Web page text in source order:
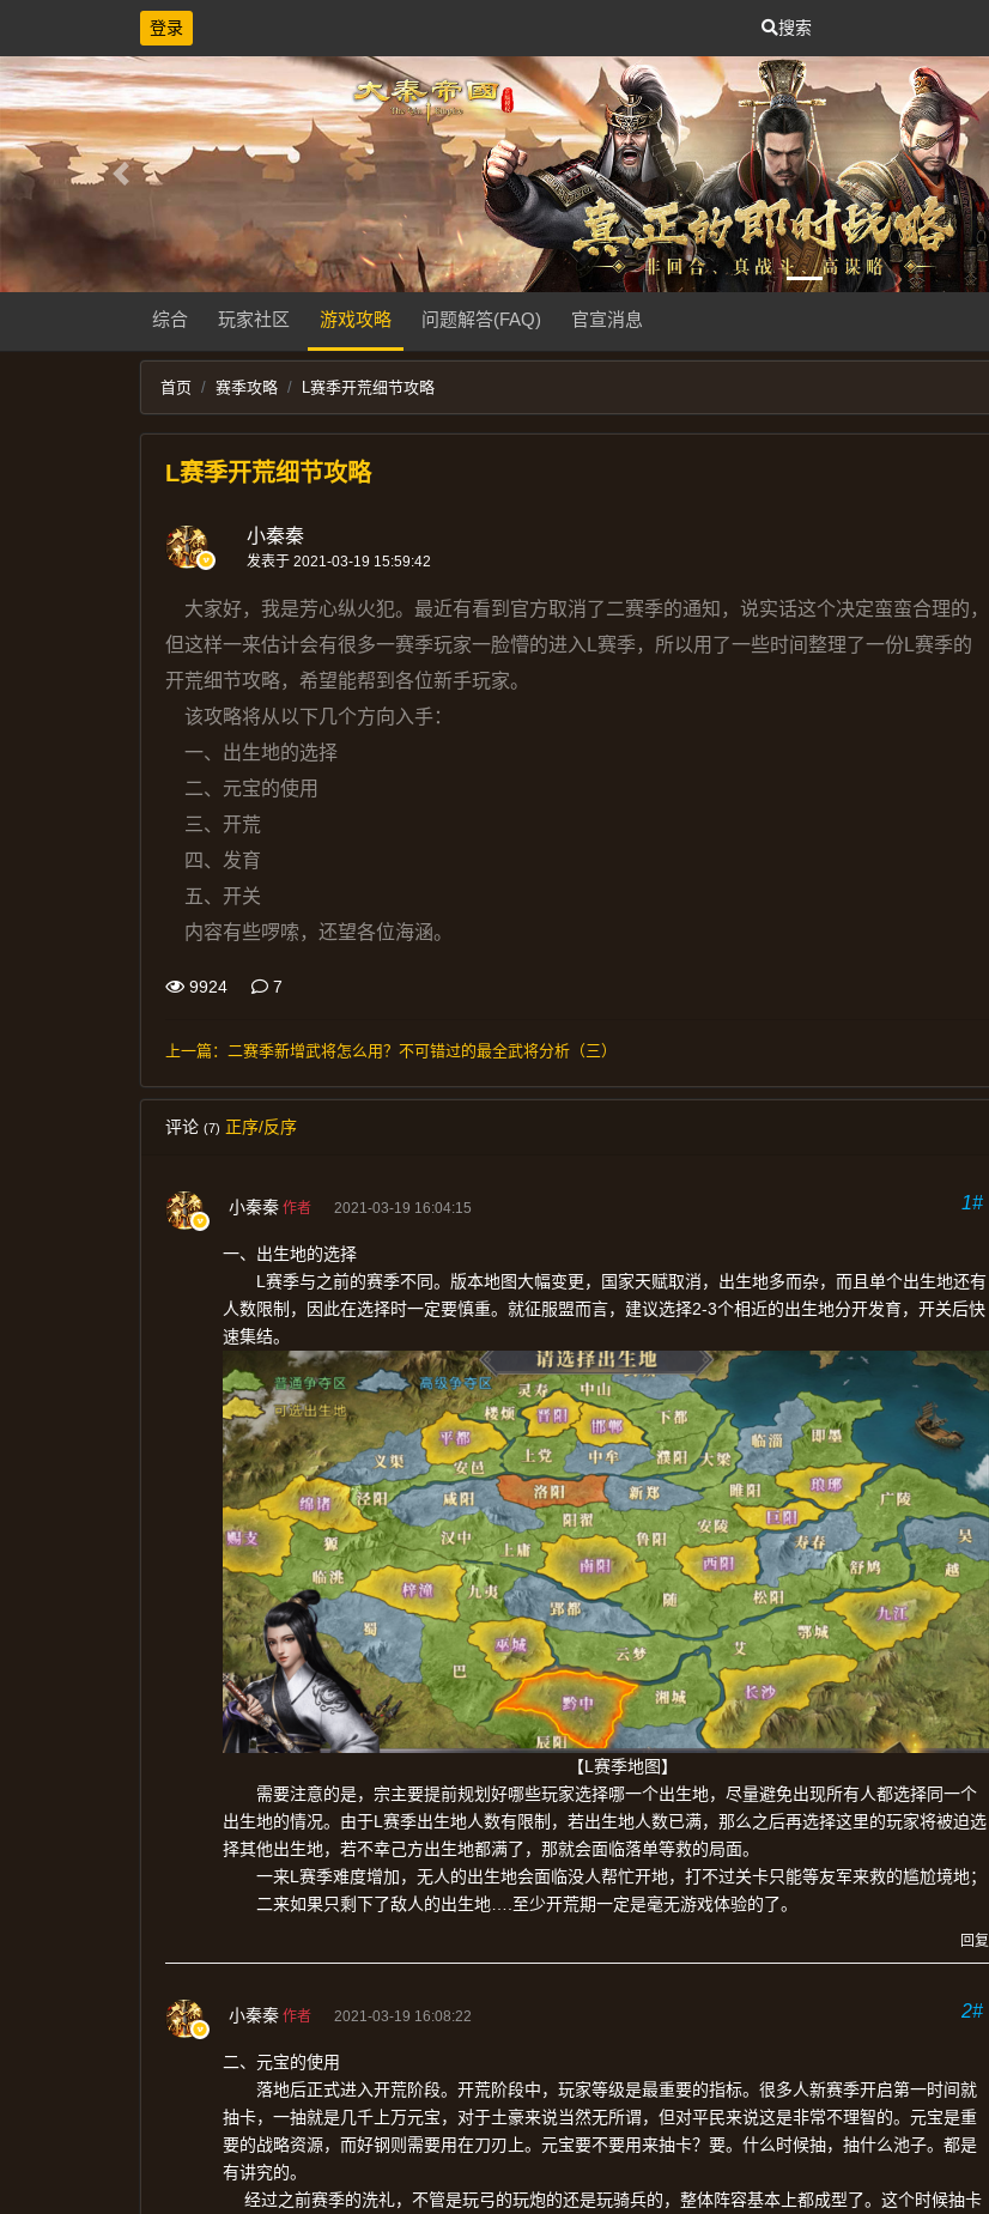
登录 搜索
Previous
综合 玩家社区 游戏攻略 问题解答(FAQ) 官宣消息
首页 赛季攻略 L赛季开荒细节攻略
L赛季开荒细节攻略
小秦秦
发表于 2021-03-19 15:59:42
大家好，我是芳心纵火犯。最近有看到官方取消了二赛季的通知，说实话这个决定蛮蛮合理的，
但这样一来估计会有很多一赛季玩家一脸懵的进入L赛季，所以用了一些时间整理了一份L赛季的
开荒细节攻略，希望能帮到各位新手玩家。
该攻略将从以下几个方向入手：
一、出生地的选择
二、元宝的使用
三、开荒
四、发育
五、开关
内容有些啰嗦，还望各位海涵。
9924 7
上一篇： 二赛季新增武将怎么用？不可错过的最全武将分析（三）
评论 (7) 正序/反序
小秦秦 作者 2021-03-19 16:04:15 1#
一、出生地的选择
L 赛季与之前的赛季不同。版本地图大幅变更，国家天赋取消，出生地多而杂，而且单个出生地还有
人数限制，因此在选择时一定要慎重。就征服盟而言，建议选择2-3个相近的出生地分开发育，开关后快
速集结。
【L 赛季地图】
需要注意的是，宗主要提前规划好哪些玩家选择哪一个出生地，尽量避免出现所有人都选择同一个
出生地的情况。由于L 赛季出生地人数有限制，若出生地人数已满，那么之后再选择这里的玩家将被迫选
择其他出生地，若不幸己方出生地都满了，那就会面临落单等救的局面。
一来L 赛季难度增加，无人的出生地会面临没人帮忙开地，打不过关卡只能等友军来救的尴尬境地；
二来如果只剩下了敌人的出生地
至少开荒期一定是毫无游戏体验的了。
回复
小秦秦 作者 2021-03-19 16:08:22 2#
二、元宝的使用
落地后正式进入开荒阶段。开荒阶段中，玩家等级是最重要的指标。很多人新赛季开启第一时间就
抽卡，一抽就是几千上万元宝，对于土豪来说当然无所谓，但对平民来说这是非常不理智的。元宝是重
要的战略资源，而好钢则需要用在刀刃上。元宝要不要用来抽卡？要。什么时候抽，抽什么池子。都是
有讲究的。
经过之前赛季的洗礼，不管是玩弓的玩炮的还是玩骑兵的，整体阵容基本上都成型了。这个时候抽卡